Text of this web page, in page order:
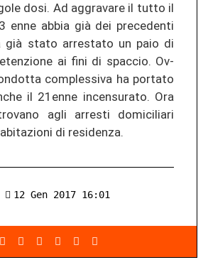
dosi. Ad ag­gra­va­re il tutto il
enne abbia già dei pre­ce­den­ti
già stato ar­res­ta­to un paio di
ai fini di spac­cio. Ov­
com­ples­si­va ha por­ta­to
il 21enne in­cen­su­ra­to. Ora
agli arres­ti do­mi­ci­lia­ri
di re­si­den­za.
12 Gen 2017 16:01